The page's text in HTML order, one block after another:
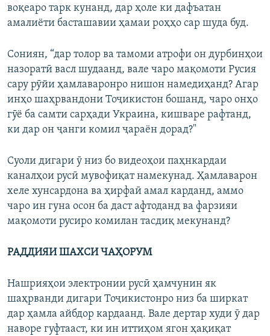
воқеаро тарк кунанд, дар ҳоле ки дафъатан
амалиёти басташавии ҳамаи роҳҳо сар шуда буд.
Сониян, “дар толор ва тамоми атрофи он дурбинҳои
назоратӣ васл шудаанд, вале чаро мақомоти Русия
сару рӯйи ҳамлаваронро нишон намедиҳанд? Агар
инҳо шаҳрвандони Тоҷикистон бошанд, чаро онҳо
гӯё ба самти сарҳади Украина, кишваре рафтанд,
ки дар он ҷанги комил ҷараён дорад?"
Суоли дигари ӯ низ бо видеоҳои паҳнкардаи
каналҳои русӣ мувофиқат намекунад. Ҳамлаварон
хеле хунсардона ва ҳирфаӣ амал карданд, аммо
чаро ин гуна осон ба даст афтоданд ва фарзияи
мақомоти русиро комилан тасдиқ мекунанд?
РАДДИЯИ ШАХСИ ЧАҲОРУМ
Нашрияҳои электронии русӣ ҳамчунин як
шаҳрванди дигари Тоҷикистонро низ ба ширкат
дар ҳамла айбдор кардаанд. Вале дертар худи ӯ дар
наворе гуфтааст, ки ин иттиҳом ягон ҳақиқат